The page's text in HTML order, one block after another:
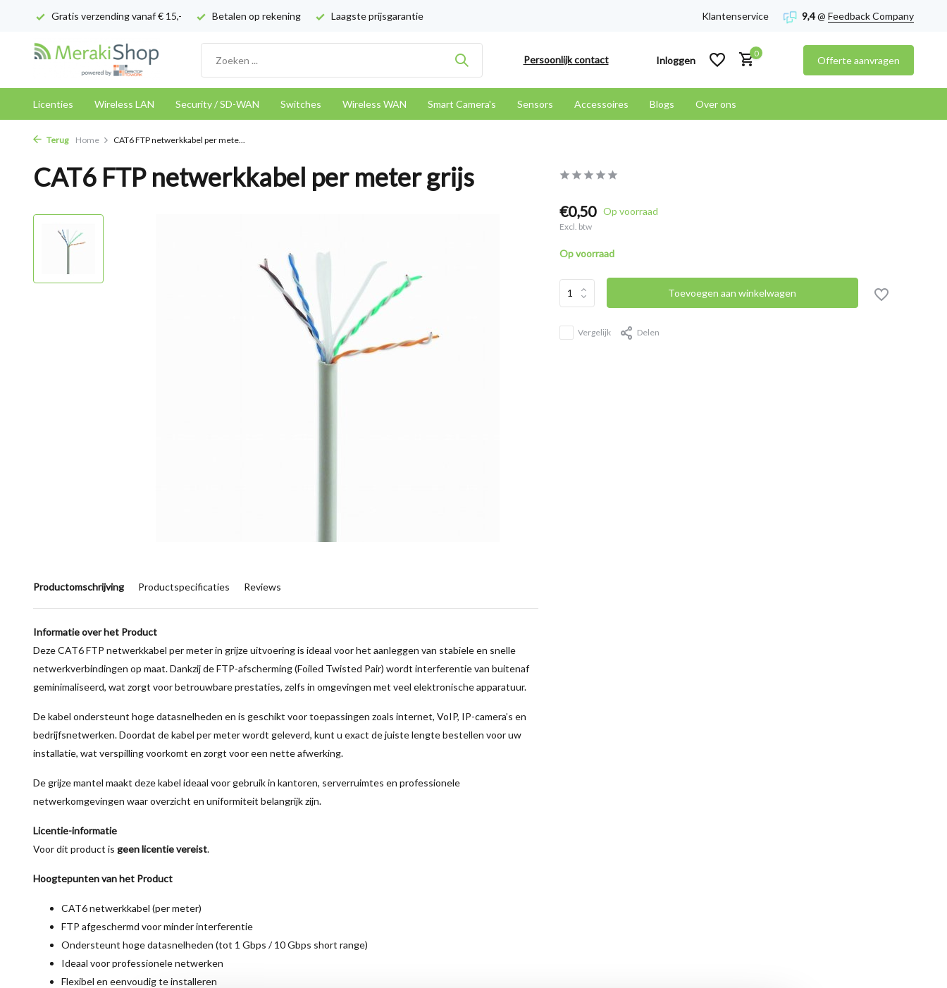
Gratis verzending vanaf € 15,- Betalen op rekening Laagste prijsgarantie Klantenservice 9,4@ Feedback Company
Persoonlijk contact Inloggen
0
Offerte aanvragen
Licenties Wireless LAN Security / SD-WAN Switches Wireless WAN Smart Camera's Sensors Accessoires Blogs Over ons
Terug Home CAT6 FTP netwerkkabel per mete...
CAT6 FTP netwerkkabel per meter grijs
Productomschrijving Productspecificaties Reviews
Informatie over het Product
Deze CAT6 FTP netwerkkabel per meter in grijze uitvoering is ideaal voor het aanleggen van stabiele en snelle
netwerkverbindingen op maat. Dankzij de FTP-afscherming (Foiled Twisted Pair) wordt interferentie van buitenaf
geminimaliseerd, wat zorgt voor betrouwbare prestaties, zelfs in omgevingen met veel elektronische apparatuur.
De kabel ondersteunt hoge datasnelheden en is geschikt voor toepassingen zoals internet, VoIP, IP-camera’s en
bedrijfsnetwerken. Doordat de kabel per meter wordt geleverd, kunt u exact de juiste lengte bestellen voor uw
installatie, wat verspilling voorkomt en zorgt voor een nette afwerking.
De grijze mantel maakt deze kabel ideaal voor gebruik in kantoren, serverruimtes en professionele
netwerkomgevingen waar overzicht en uniformiteit belangrijk zijn.
Licentie-informatie
Voor dit product is geen licentie vereist.
Hoogtepunten van het Product
CAT6 netwerkkabel (per meter)
FTP afgeschermd voor minder interferentie
Ondersteunt hoge datasnelheden (tot 1 Gbps / 10 Gbps short range)
Ideaal voor professionele netwerken
Flexibel en eenvoudig te installeren
€0,50 Op voorraad
Excl. btw
Op voorraad
Toevoegen aan winkelwagen
Vergelijk Delen